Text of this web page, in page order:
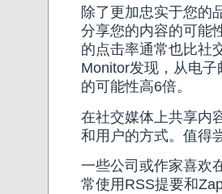
除了更加忠实于您的
分享您的内容的可能
的点击率通常也比社
Monitor发现，从电
的可能性高6倍。
在社交媒体上共享内
和用户的方式。值得
一些公司或作家喜欢
常使用RSS提要和